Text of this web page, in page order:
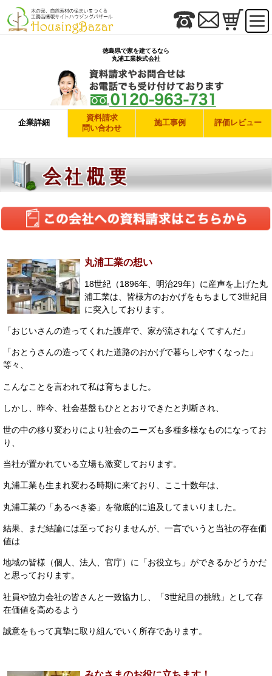
徳島県で家を建てるなら
丸浦工業株式会社
企業詳細
資料請求
問い合わせ
施工事例 評価レビュー
丸浦工業の想い
18世紀（1896年、明治29年）に産声を上げた丸
浦工業は、皆様方のおかげをもちまして3世紀目
に突入しております。
「おじいさんの造ってくれた護岸で、家が流されなくてすんだ」
「おとうさんの造ってくれた道路のおかげで暮らしやすくなった」
等々、
こんなことを言われて私は育ちました。
しかし、昨今、社会基盤もひととおりできたと判断され、
世の中の移り変わりにより社会のニーズも多種多様なものになってお
り、
当社が置かれている立場も激変しております。
丸浦工業も生まれ変わる時期に来ており、ここ十数年は、
丸浦工業の「あるべき姿」を徹底的に追及してまいりました。
結果、まだ結論には至っておりませんが、一言でいうと当社の存在価
値は
地域の皆様（個人、法人、官庁）に「お役立ち」ができるかどうかだ
と思っております。
社員や協力会社の皆さんと一致協力し、「3世紀目の挑戦」として存
在価値を高めるよう
誠意をもって真摯に取り組んでいく所存であります。